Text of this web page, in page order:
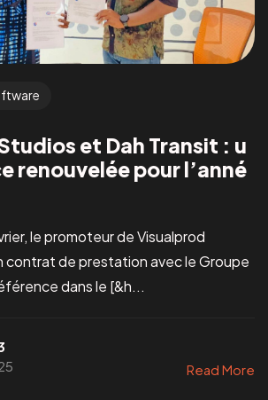
et Dah Transit : u
renouvelée pour l’anné
le promoteur de Visualprod
contrat de prestation avec le Groupe
dans le [&h...
Read More